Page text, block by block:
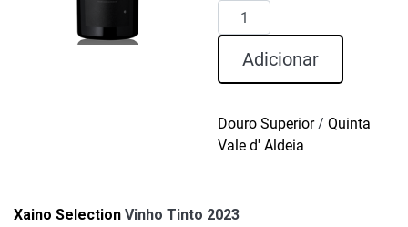
Quantidade
de
Xaino
Tinto
2023
Adicionar
Douro Superior/ Quinta
Vale d' Aldeia
Xaino Selection Vinho Tinto 2023